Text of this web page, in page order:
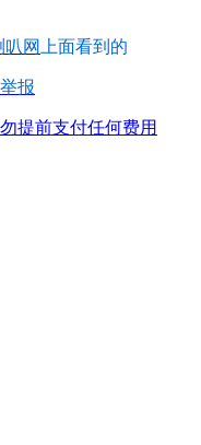
网 上面看到的
报
提前支付任何费用